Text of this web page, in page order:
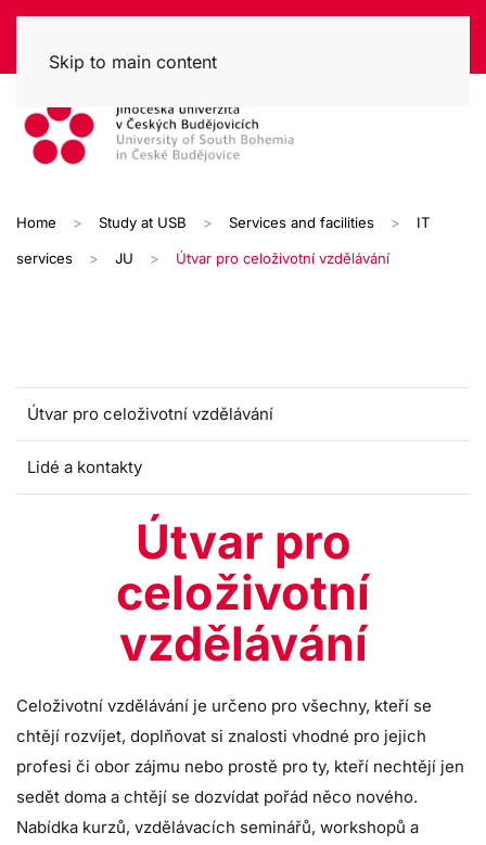
Skip to main content
Home Study at USB Services and facilities IT
services JU Útvar pro celoživotní vzdělávání
Útvar pro celoživotní vzdělávání
Lidé a kontakty
Útvar pro
celoživotní
vzdělávání
Celoživotní vzdělávání je určeno pro všechny, kteří se
chtějí rozvíjet, doplňovat si znalosti vhodné pro jejich
profesi či obor zájmu nebo prostě pro ty, kteří nechtějí jen
sedět doma a chtějí se dozvídat pořád něco nového.
Nabídka kurzů, vzdělávacích seminářů, workshopů a